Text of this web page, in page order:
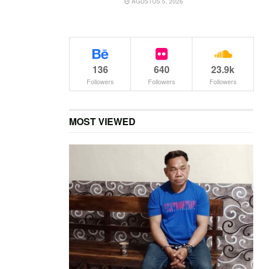
136
Followers
640
Followers
23.9k
Followers
MOST VIEWED